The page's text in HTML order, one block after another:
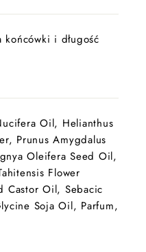
końcówki i długość
Oil, Helianthus
Prunus Amygdalus
Oleifera Seed Oil,
Flower
Castor Oil, Sebacic
Soja Oil, Parfum,